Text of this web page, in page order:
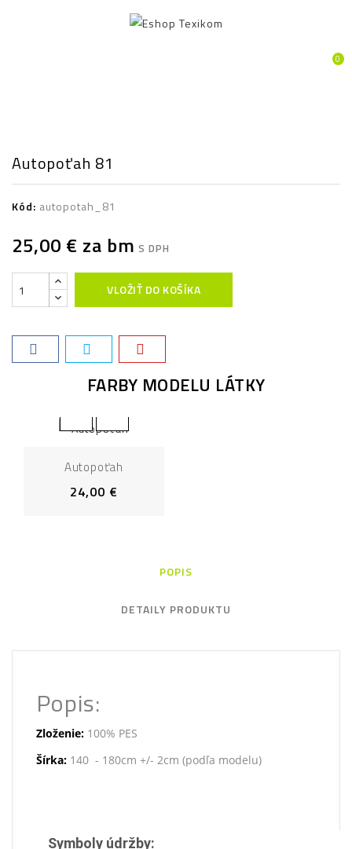
0
Autopoťah 81
Kód: autopotah_81
25,00 € za bm S DPH
VLOŽIŤ DO KOŠÍKA
FARBY MODELU LÁTKY
Autopoťah
24,00 €
POPIS
DETAILY PRODUKTU
Popis:
Zloženie: 100% PES
Šírka: 140 - 180cm +/- 2cm (podľa modelu)
Symboly údržby: